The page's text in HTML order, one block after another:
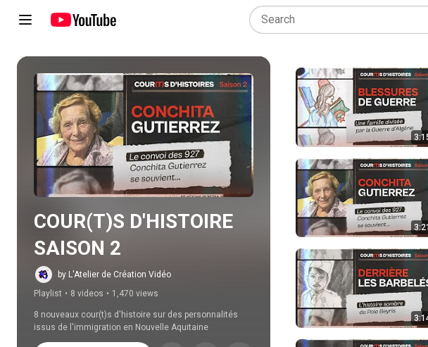
Play all
COUR(T)S D'HISTOIRE
SAISON 2
by L'Atelier de Création Vidéo
Playlist • 8 videos • 1,470 views
8 nouveaux cour(t)s d'histoire sur des personnalités
issus de l'immigration en Nouvelle Aquitaine
3:21